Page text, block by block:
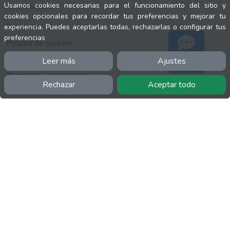
Usamos cookies necesarias para el funcionamiento del sitio y
cookies opcionales para recordar tus preferencias y mejorar tu
experiencia. Puedes aceptarlas todas, rechazarlas o configurar tus
preferencias
Leer más Ajustes
Rechazar Aceptar todo
INFORMACIÓN
Facebook
Polícita de cookies
Política de privacidad
Términos y condiciones
Twitter
Soporte